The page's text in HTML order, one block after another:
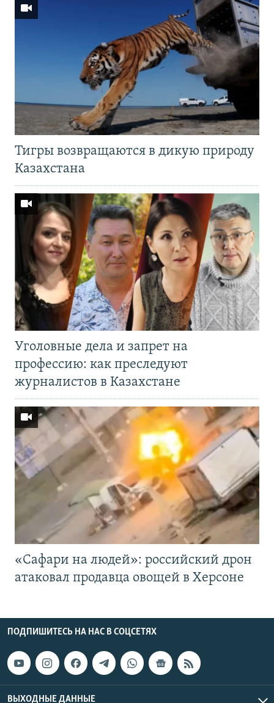
Тигры возвращаются в дикую природу
Казахстана
Уголовные дела и запрет на
профессию: как преследуют
журналистов в Казахстане
«Cафари на людей»: российский дрон
атаковал продавца овощей в Херсоне
ПОДПИШИТЕСЬ НА НАС В СОЦСЕТЯХ
ВЫХОДНЫЕ ДАННЫЕ